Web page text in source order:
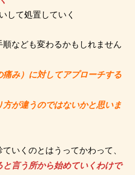
して処置していく
なども変わるかもしれません
み）に対してアプローチする
が違うのではないかと思いま
いくのとはうってかわって、
言う所から始めていくわけで